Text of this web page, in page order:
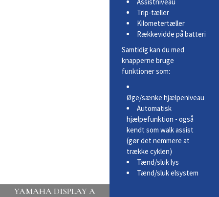
YAMAHA DISPLAY A
Trip-tæller
Kilometertæller
Rækkevidde på batteri
Samtidig kan du med
knapperne bruge
funktioner som:
Øge/sænke hjælpeniveau
Automatisk
hjælpefunktion - også
kendt som walk assist
(gør det nemmere at
trække cyklen)
Tænd/sluk lys
Tænd/sluk elsystem